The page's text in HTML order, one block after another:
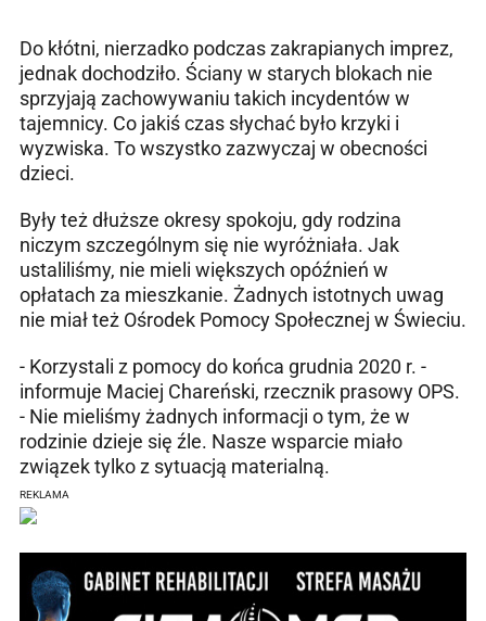
Do kłótni, nierzadko podczas zakrapianych imprez,
jednak dochodziło. Ściany w starych blokach nie
sprzyjają zachowywaniu takich incydentów w
tajemnicy. Co jakiś czas słychać było krzyki i
wyzwiska. To wszystko zazwyczaj w obecności
dzieci.
Były też dłuższe okresy spokoju, gdy rodzina
niczym szczególnym się nie wyróżniała. Jak
ustaliliśmy, nie mieli większych opóźnień w
opłatach za mieszkanie. Żadnych istotnych uwag
nie miał też Ośrodek Pomocy Społecznej w Świeciu.
- Korzystali z pomocy do końca grudnia 2020 r. -
informuje Maciej Chareński, rzecznik prasowy OPS.
- Nie mieliśmy żadnych informacji o tym, że w
rodzinie dzieje się źle. Nasze wsparcie miało
związek tylko z sytuacją materialną.
REKLAMA